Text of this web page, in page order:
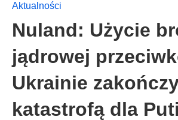
Aktualności
Nuland: Użycie
jądrowej
Ukrainie
katastrofą dla